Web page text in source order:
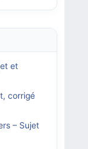
et
corrigé
– Sujet